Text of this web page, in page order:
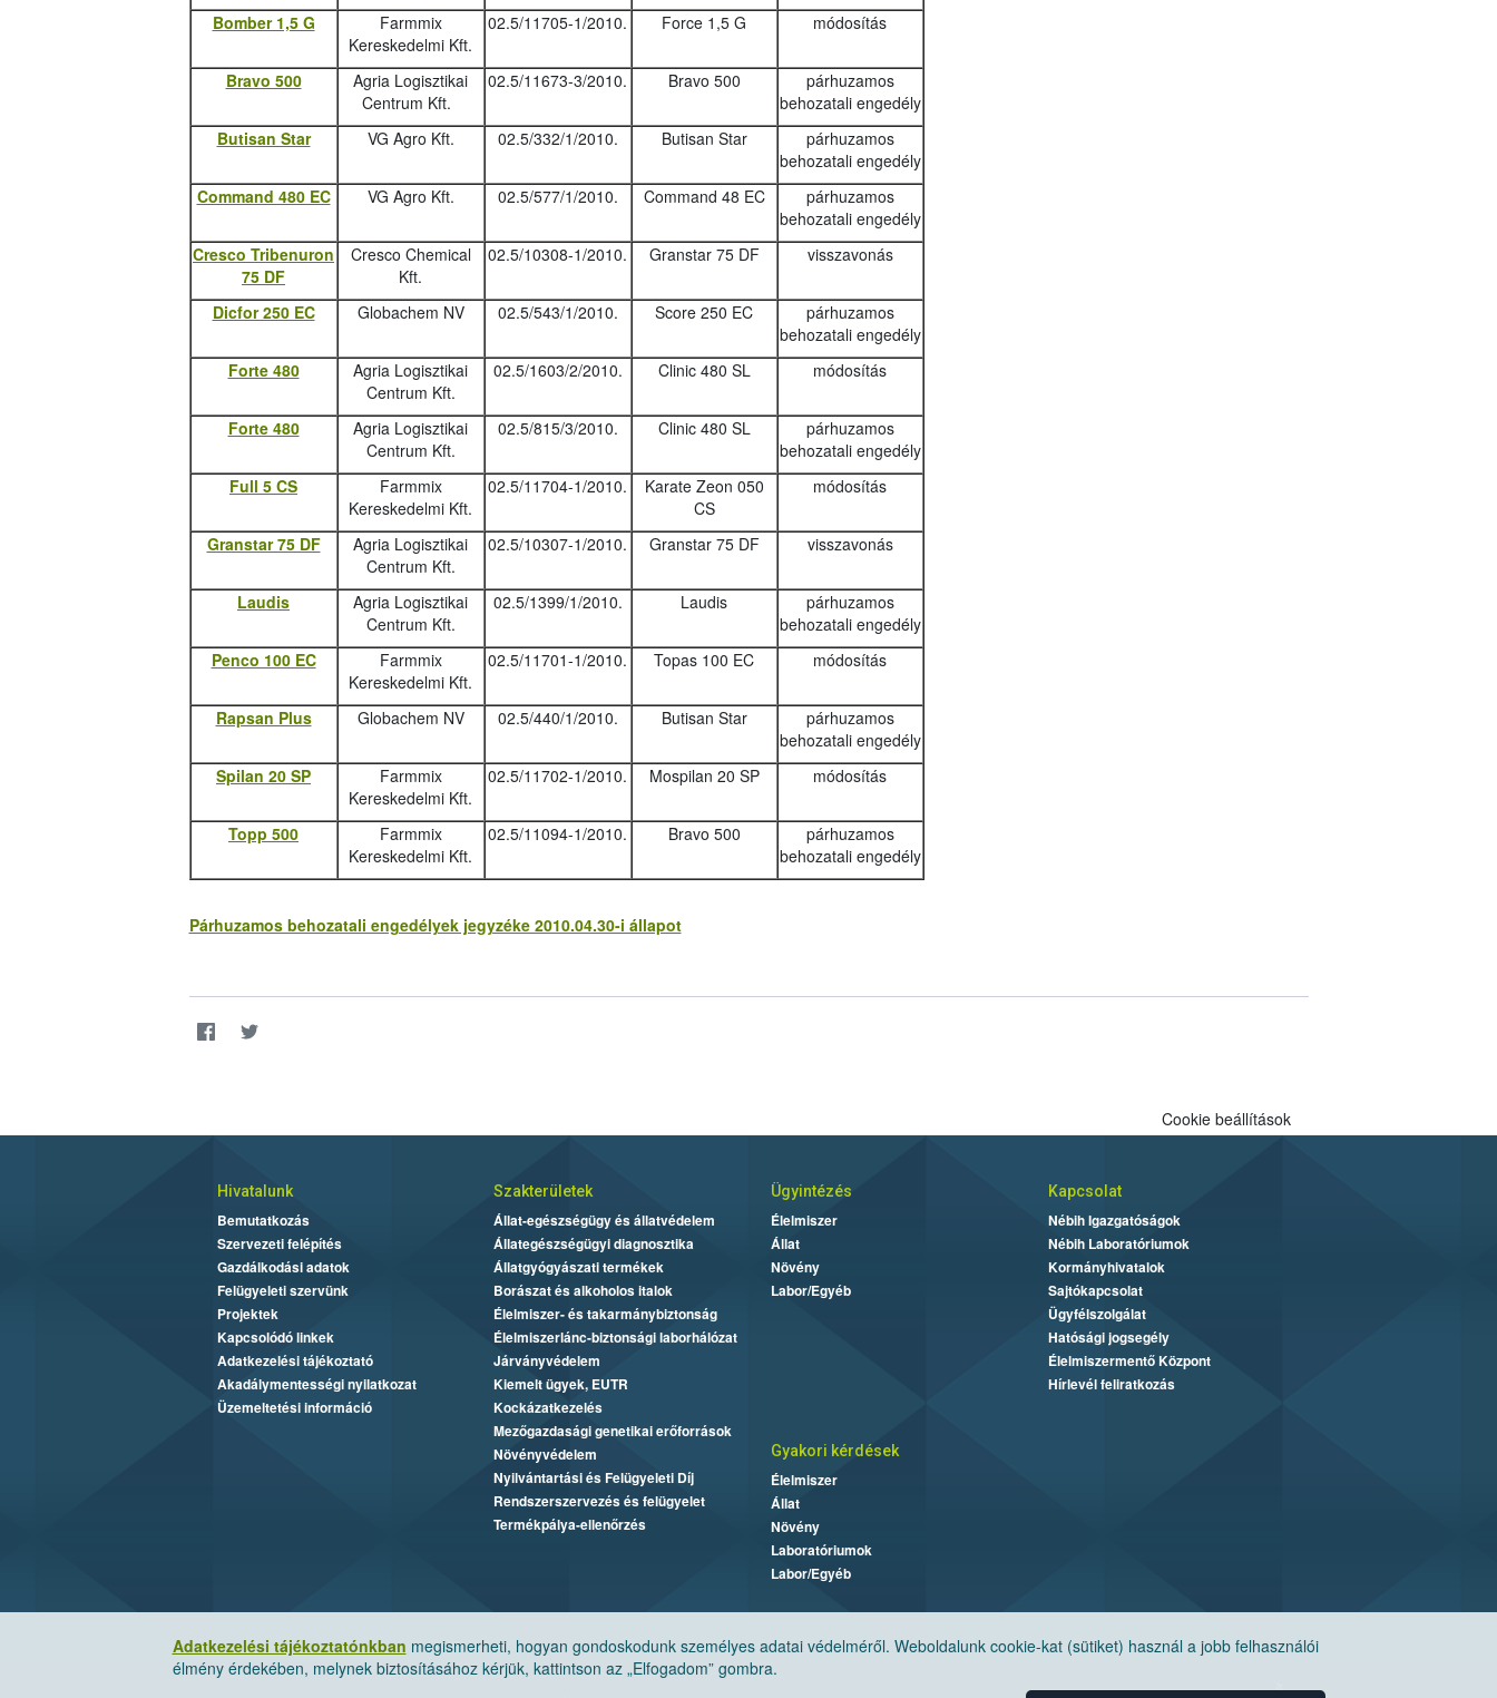
Bomber 1,5 G
Farmmix
Kereskedelmi Kft.
02.5/11705-1/2010. Force 1,5 G módosítás
Bravo 500
Agria Logisztikai
Centrum Kft.
02.5/11673-3/2010. Bravo 500
párhuzamos
behozatali engedély
Butisan Star
VG Agro Kft. 02.5/332/1/2010. Butisan Star
párhuzamos
behozatali engedély
Command 480 EC
VG Agro Kft. 02.5/577/1/2010. Command 48 EC
párhuzamos
behozatali engedély
Cresco Tribenuron
75 DF
Cresco Chemical
Kft.
02.5/10308-1/2010. Granstar 75 DF visszavonás
Dicfor 250 EC Globachem NV 02.5/543/1/2010. Score 250 EC
párhuzamos
behozatali engedély
Forte 480
Agria Logisztikai
Centrum Kft.
02.5/1603/2/2010. Clinic 480 SL módosítás
Forte 480
Agria Logisztikai
Centrum Kft.
02.5/815/3/2010. Clinic 480 SL
párhuzamos
behozatali engedély
Full 5 CS
Farmmix
Kereskedelmi Kft.
02.5/11704-1/2010.
Karate Zeon 050
CS
módosítás
Granstar 75 DF
Agria Logisztikai
Centrum Kft.
02.5/10307-1/2010. Granstar 75 DF visszavonás
Laudis
Agria Logisztikai
Centrum Kft.
02.5/1399/1/2010. Laudis
párhuzamos
behozatali engedély
Penco 100 EC
Farmmix
Kereskedelmi Kft.
02.5/11701-1/2010. Topas 100 EC módosítás
Rapsan Plus Globachem NV 02.5/440/1/2010. Butisan Star
párhuzamos
behozatali engedély
Spilan 20 SP
Farmmix
Kereskedelmi Kft.
02.5/11702-1/2010. Mospilan 20 SP módosítás
Topp 500
Farmmix
Kereskedelmi Kft.
02.5/11094-1/2010. Bravo 500
párhuzamos
behozatali engedély
Párhuzamos behozatali engedélyek jegyzéke 2010.04.30-i állapot
Adatkezelési tájékoztatónkban megismerheti, hogyan gondoskodunk személyes adatai védelméről. Weboldalunk cookie-kat (sütiket) használ a jobb felhasználói
élmény érdekében, melynek biztosításához kérjük, kattintson az „Elfogadom” gombra.
Cookie beállítások
Hivatalunk
Bemutatkozás
Szervezeti felépítés
Gazdálkodási adatok
Felügyeleti szervünk
Projektek
Kapcsolódó linkek
Adatkezelési tájékoztató
Akadálymentességi nyilatkozat
Üzemeltetési információ
Szakterületek
Állat-egészségügy és állatvédelem
Állategészségügyi diagnosztika
Állatgyógyászati termékek
Borászat és alkoholos italok
Élelmiszer- és takarmánybiztonság
Élelmiszerlánc-biztonsági laborhálózat
Járványvédelem
Kiemelt ügyek, EUTR
Kockázatkezelés
Mezőgazdasági genetikai erőforrások
Növényvédelem
Nyilvántartási és Felügyeleti Díj
Rendszerszervezés és felügyelet
Termékpálya-ellenőrzés
Ügyintézés
Élelmiszer
Állat
Növény
Labor/Egyéb
Kapcsolat
Nébih Igazgatóságok
Nébih Laboratóriumok
Kormányhivatalok
Sajtókapcsolat
Ügyfélszolgálat
Hatósági jogsegély
Élelmiszermentő Központ
Hírlevél feliratkozás
Gyakori kérdések
Élelmiszer
Állat
Növény
Laboratóriumok
Labor/Egyéb